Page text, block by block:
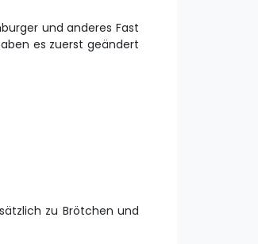
und anderes Fast
es zuerst geändert
zu Brötchen und